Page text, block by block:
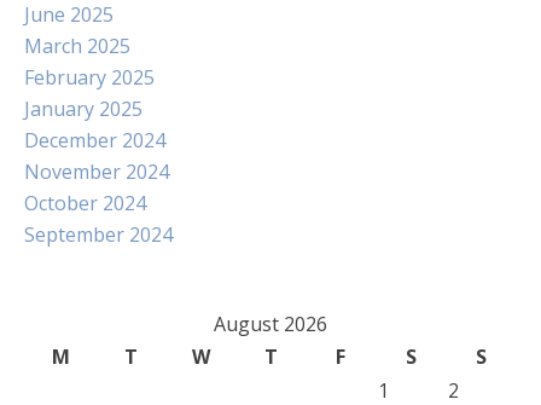
June 2025
March 2025
February 2025
January 2025
December 2024
November 2024
October 2024
September 2024
August 2026
M
T W T F S
S
1
2